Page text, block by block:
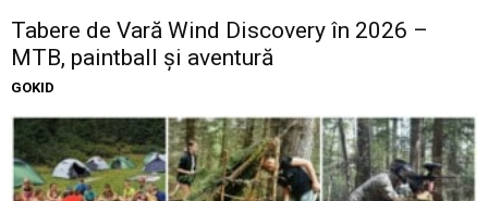
Tabere de Vară Wind Discovery în 2026 –
MTB, paintball și aventură
GOKID